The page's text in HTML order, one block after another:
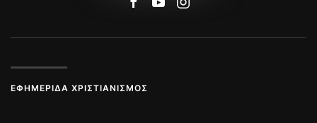
ΕΦΗΜΕΡΊΔΑ ΧΡΙΣΤΙΑΝΙΣΜΌΣ